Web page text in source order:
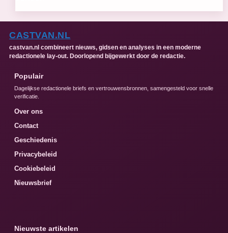
CASTVAN.NL
castvan.nl combineert nieuws, gidsen en analyses in een moderne
redactionele lay-out. Doorlopend bijgewerkt door de redactie.
Populair
Dagelijkse redactionele briefs en vertrouwensbronnen, samengesteld voor snelle
verificatie.
Over ons
Contact
Geschiedenis
Privacybeleid
Cookiebeleid
Nieuwsbrief
Nieuwste artikelen